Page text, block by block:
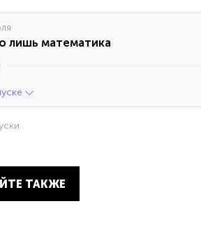
лишь математика
ТАКЖЕ